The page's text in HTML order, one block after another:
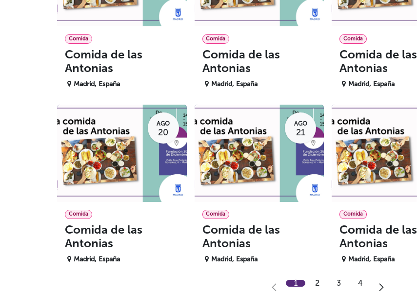
Comida
Comida de las
Antonias
Madrid, España
Comida
Comida de las
Antonias
Madrid, España
Comida
Comida de las
Antonias
Madrid, España
AGO
20
Comida
Comida de las
Antonias
Madrid, España
AGO
21
Comida
Comida de las
Antonias
Madrid, España
Comida
Comida de las
Antonias
Madrid, España
1 2 3 4